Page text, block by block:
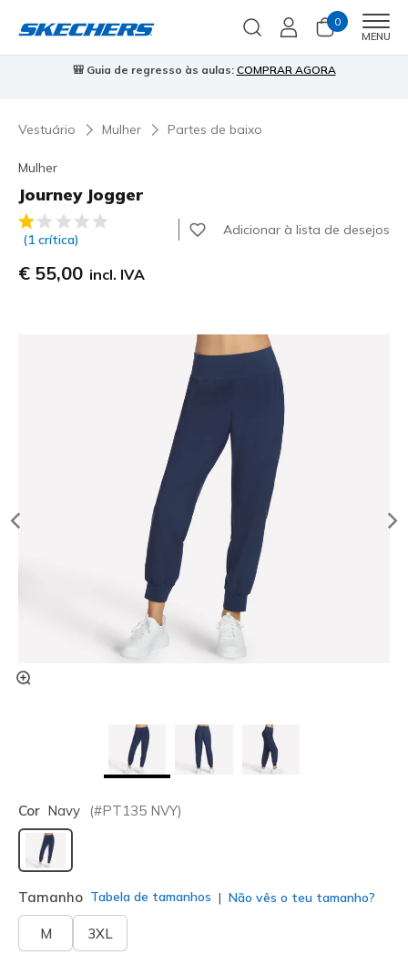
0
MENU
🎒 Guia de regresso às aulas: COMPRAR AGORA
Vestuário Mulher Partes de baixo
Mulher
Journey Jogger
5 de 5 – Classificação do cliente
(1 crítica)
Adicionar à lista de desejos
€ 55,00 incl. IVA
Cor Navy (#PT135 NVY)
selecionado
Tamanho Tabela de tamanhos Não vês o teu tamanho?
M 3XL